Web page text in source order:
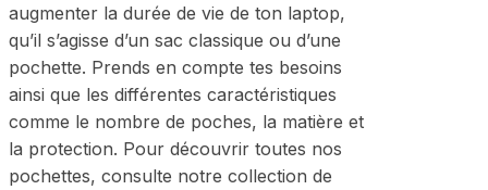
augmenter la durée de vie de ton laptop,
qu’il s’agisse d’un sac classique ou d’une
pochette. Prends en compte tes besoins
ainsi que les différentes caractéristiques
comme le nombre de poches, la matière et
la protection. Pour découvrir toutes nos
pochettes, consulte notre collection de